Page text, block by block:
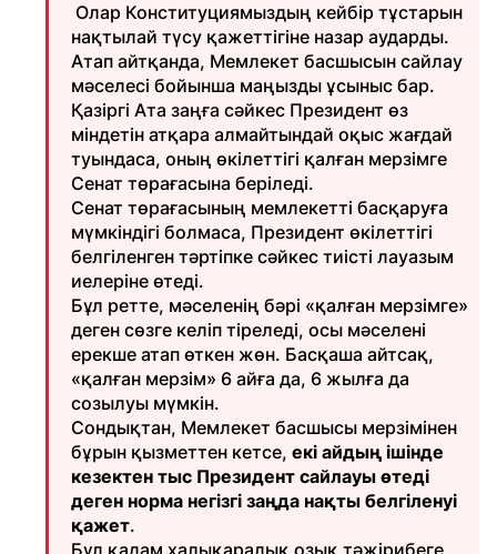
Олар Конституциямыздың кейбір тұстарын
нақтылай түсу қажеттігіне назар аударды.
Атап айтқанда, Мемлекет басшысын сайлау
мәселесі бойынша маңызды ұсыныс бар.
Қазіргі Ата заңға сәйкес Президент өз
міндетін атқара алмайтындай оқыс жағдай
туындаса, оның өкілеттігі қалған мерзімге
Сенат төрағасына беріледі.
Сенат төрағасының мемлекетті басқаруға
мүмкіндігі болмаса, Президент өкілеттігі
белгіленген тәртіпке сәйкес тиісті лауазым
иелеріне өтеді.
Бұл ретте, мәселенің бәрі «қалған мерзімге»
деген сөзге келіп тіреледі, осы мәселені
ерекше атап өткен жөн. Басқаша айтсақ,
«қалған мерзім» 6 айға да, 6 жылға да
созылуы мүмкін.
Сондықтан, Мемлекет басшысы мерзімінен
бұрын қызметтен кетсе, екі айдың ішінде
кезектен тыс Президент сайлауы өтеді
деген норма негізгі заңда нақты белгіленуі
қажет.
Бұл қадам халықаралық озық тәжірибеге